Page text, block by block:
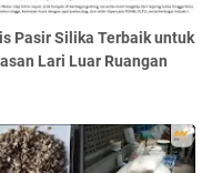
Pasir Silika Terbaik untuk
Lari Luar Ruangan